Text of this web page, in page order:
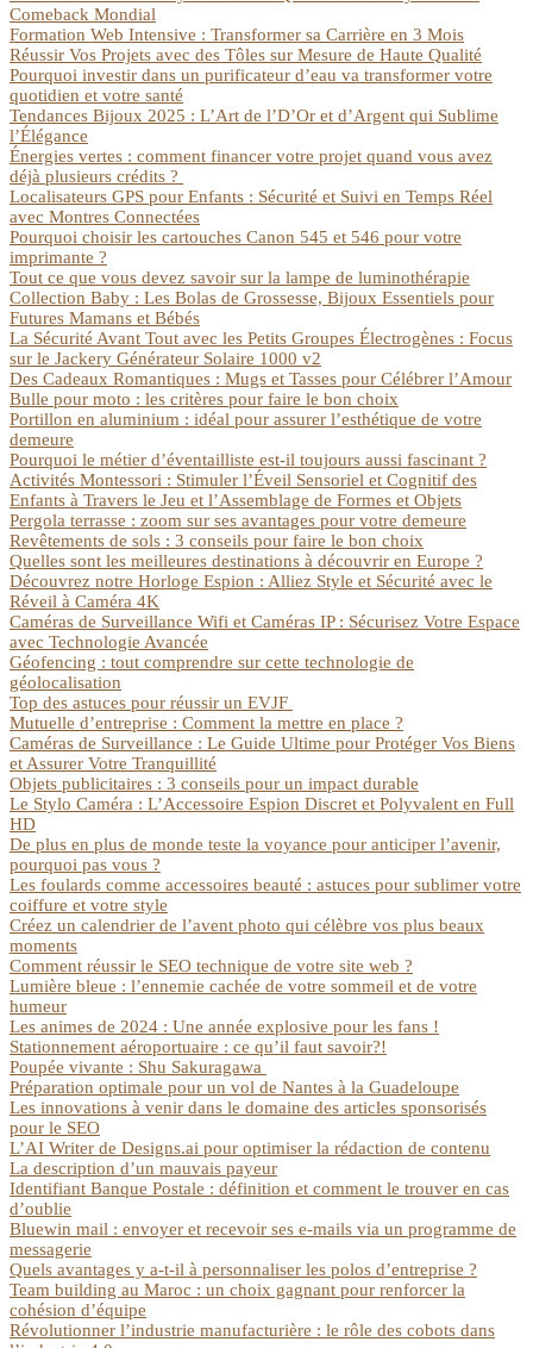
Comeback Mondial
Formation Web Intensive : Transformer sa Carrière en 3 Mois
Réussir Vos Projets avec des Tôles sur Mesure de Haute Qualité
Pourquoi investir dans un purificateur d’eau va transformer votre
quotidien et votre santé
Tendances Bijoux 2025 : L’Art de l’D’Or et d’Argent qui Sublime
l’Élégance
Énergies vertes : comment financer votre projet quand vous avez
déjà plusieurs crédits ?
Localisateurs GPS pour Enfants : Sécurité et Suivi en Temps Réel
avec Montres Connectées
Pourquoi choisir les cartouches Canon 545 et 546 pour votre
imprimante ?
Tout ce que vous devez savoir sur la lampe de luminothérapie
Collection Baby : Les Bolas de Grossesse, Bijoux Essentiels pour
Futures Mamans et Bébés
La Sécurité Avant Tout avec les Petits Groupes Électrogènes : Focus
sur le Jackery Générateur Solaire 1000 v2
Des Cadeaux Romantiques : Mugs et Tasses pour Célébrer l’Amour
Bulle pour moto : les critères pour faire le bon choix
Portillon en aluminium : idéal pour assurer l’esthétique de votre
demeure
Pourquoi le métier d’éventailliste est-il toujours aussi fascinant ?
Activités Montessori : Stimuler l’Éveil Sensoriel et Cognitif des
Enfants à Travers le Jeu et l’Assemblage de Formes et Objets
Pergola terrasse : zoom sur ses avantages pour votre demeure
Revêtements de sols : 3 conseils pour faire le bon choix
Quelles sont les meilleures destinations à découvrir en Europe ?
Découvrez notre Horloge Espion : Alliez Style et Sécurité avec le
Réveil à Caméra 4K
Caméras de Surveillance Wifi et Caméras IP : Sécurisez Votre Espace
avec Technologie Avancée
Géofencing : tout comprendre sur cette technologie de
géolocalisation
Top des astuces pour réussir un EVJF
Mutuelle d’entreprise : Comment la mettre en place ?
Caméras de Surveillance : Le Guide Ultime pour Protéger Vos Biens
et Assurer Votre Tranquillité
Objets publicitaires : 3 conseils pour un impact durable
Le Stylo Caméra : L’Accessoire Espion Discret et Polyvalent en Full
HD
De plus en plus de monde teste la voyance pour anticiper l’avenir,
pourquoi pas vous ?
Les foulards comme accessoires beauté : astuces pour sublimer votre
coiffure et votre style
Créez un calendrier de l’avent photo qui célèbre vos plus beaux
moments
Comment réussir le SEO technique de votre site web ?
Lumière bleue : l’ennemie cachée de votre sommeil et de votre
humeur
Les animes de 2024 : Une année explosive pour les fans !
Stationnement aéroportuaire : ce qu’il faut savoir?!
Poupée vivante : Shu Sakuragawa
Préparation optimale pour un vol de Nantes à la Guadeloupe
Les innovations à venir dans le domaine des articles sponsorisés
pour le SEO
L’AI Writer de Designs.ai pour optimiser la rédaction de contenu
La description d’un mauvais payeur
Identifiant Banque Postale : définition et comment le trouver en cas
d’oublie
Bluewin mail : envoyer et recevoir ses e-mails via un programme de
messagerie
Quels avantages y a-t-il à personnaliser les polos d’entreprise ?
Team building au Maroc : un choix gagnant pour renforcer la
cohésion d’équipe
Révolutionner l’industrie manufacturière : le rôle des cobots dans